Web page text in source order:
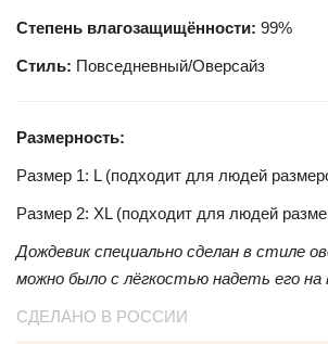
Степень влагозащищённости: 99%
Стиль: Повседневный/Оверсайз
Размерность:
Размер 1: L (подходит для людей
Размер 2: XL (подходит для людей
Дождевик специально сделан в стиле
можно было с лёгкостью надеть его на
СДЕЛАНО В РОССИИ